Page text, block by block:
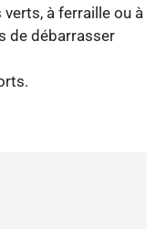
à ferraille ou à
de débarrasser